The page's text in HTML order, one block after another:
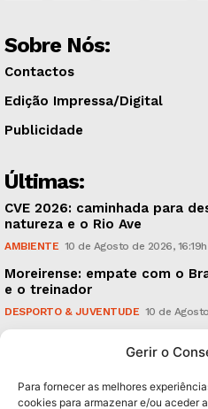
Gerir o
Para fornecer as melhores
cookies para armazenar e/ou aceder
Sobre Nós:
Contactos
Edição Impressa/Digital
Publicidade
Últimas:
CVE 2026: caminhada para
natureza e o Rio Ave
AMBIENTE 10 de Agosto de 2026, 16:19h
Moreirense: empate com o
e o treinador
DESPORTO & JUVENTUDE 10 de